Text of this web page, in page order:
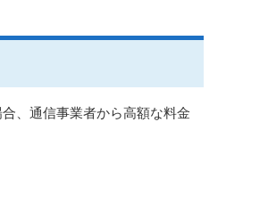
、通信事業者から高額な料金